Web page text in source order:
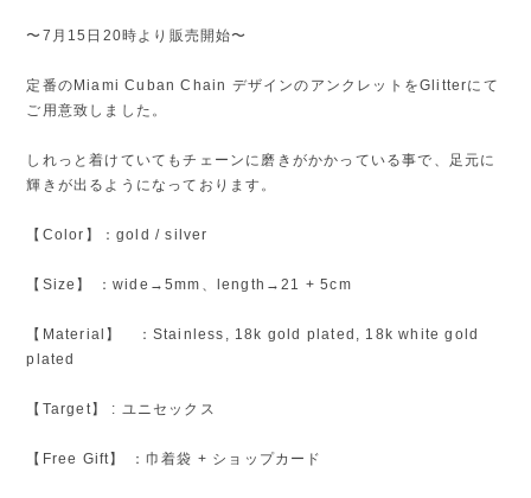
〜7月15日20時より販売開始〜
定番のMiami Cuban Chain デザインのアンクレットをGlitterにて
ご用意致しました。
しれっと着けていてもチェーンに磨きがかかっている事で、足元に
輝きが出るようになっております。
【Color】：gold / silver
【Size】 ：wide→5mm、length→21 + 5cm
【Material】 ：Stainless, 18k gold plated, 18k white gold
plated
【Target】 : ユニセックス
【Free Gift】 ：巾着袋 + ショップカード